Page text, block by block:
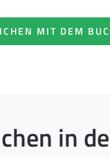
MIT DEM
in